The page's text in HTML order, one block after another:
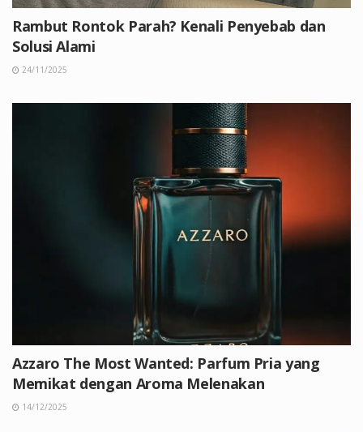
Rambut Rontok Parah? Kenali Penyebab dan
Solusi Alami
24/11/2025
Azzaro The Most Wanted: Parfum Pria yang
Memikat dengan Aroma Melenakan
14/12/2025